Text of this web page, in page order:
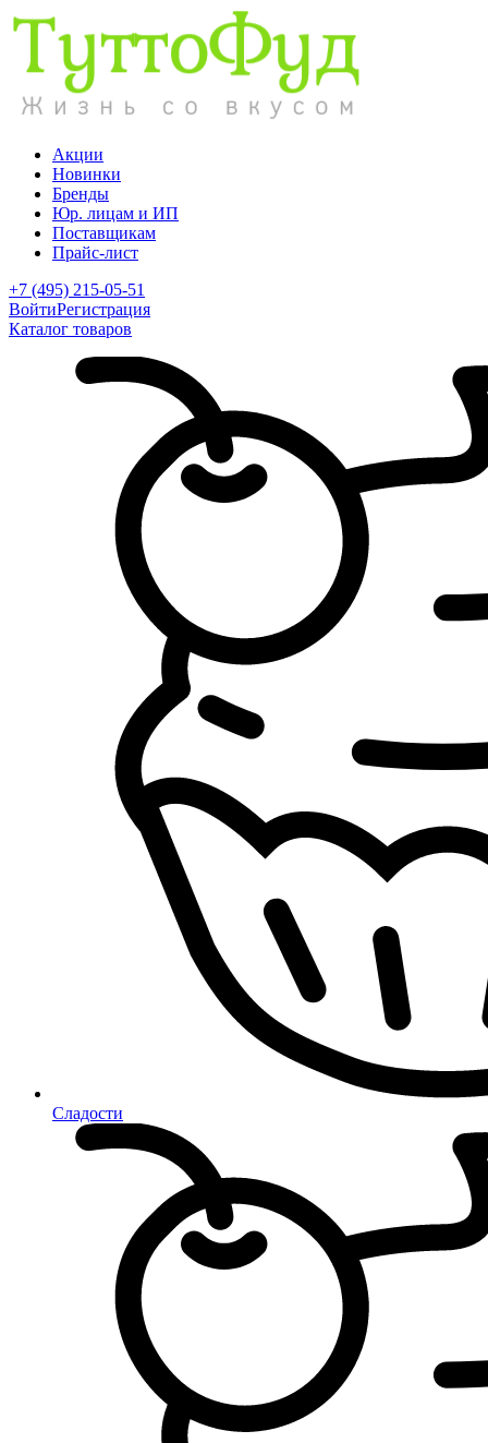
Акции
Новинки
Бренды
Юр. лицам и ИП
Поставщикам
Прайс-лист
+7 (495) 215-05-51
ВойтиРегистрация
Каталог товаров
Сладости